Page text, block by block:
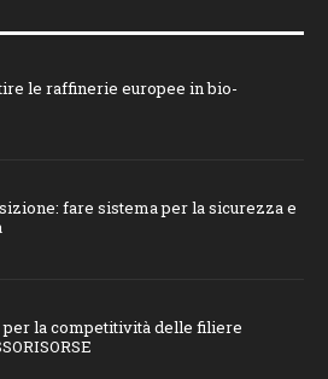
le raffinerie europee in bio-
fare sistema per la sicurezza e
la competitività delle filiere